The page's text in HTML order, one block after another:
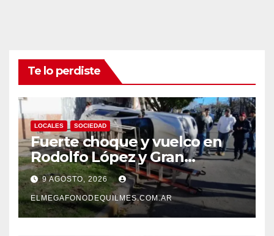
Te lo perdiste
LOCALES SOCIEDAD
Fuerte choque y vuelco en
Rodolfo López y Gran
Canaria, Quilmes Oeste
9 AGOSTO, 2026
ELMEGAFONODEQUILMES.COM.AR